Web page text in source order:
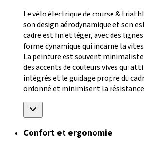
Le vélo électrique de course &
son design aérodynamique et son
cadre est fin et léger, avec des
forme dynamique qui incarne la
La peinture est souvent
des accents de couleurs vives qui
intégrés et le guidage propre du
ordonné et minimisent la
Confort et ergonomie